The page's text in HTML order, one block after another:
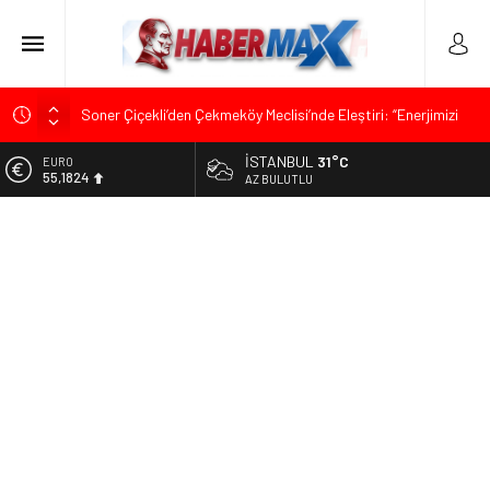
Soner Çiçekli’den Çekmeköy Meclisi’nde Eleştiri: “Enerjimizi
Edremit’te Kaymakam Ahmet Odabaş’a Duygu Dolu Veda
ALTIN
6.662,10
İSTANBUL 31°C
AZ BULUTLU